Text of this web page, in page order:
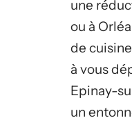
une
ou à
de
à vous
Epinay-
un